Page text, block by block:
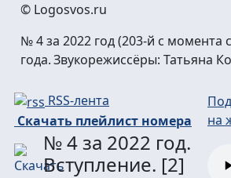
© Logosvos.ru
№ 4 за 2022 год (203-й с момента
года. Звукорежиссёры:
RSS-лента
Скачать плейлист номера
на
№ 4 за 2022 год.
Вступление. [2]